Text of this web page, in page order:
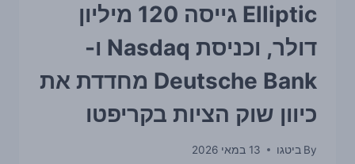
Elliptic גייסה 120 מיליון
דולר, וכניסת Nasdaq ו-
Deutsche Bank מחדדת את
כיוון שוק הציות בקריפטו
By ביטגו 13 במאי 2026